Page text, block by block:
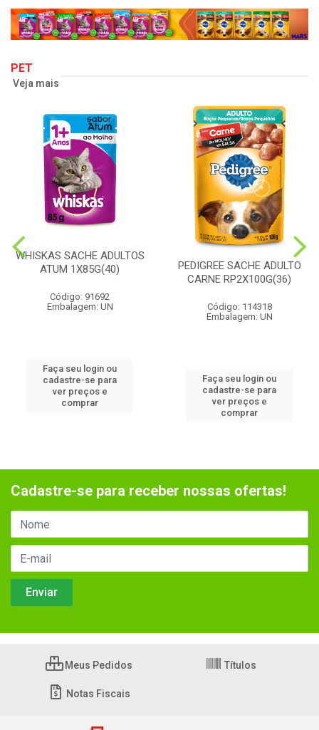
PET
Veja mais
WHISKAS SACHE ADULTOS
ATUM 1X85G(40)
Código: 91692
Embalagem: UN
Faça seu login ou
cadastre-se para
ver preços e
comprar
PEDIGREE SACHE ADULTO
CARNE RP2X100G(36)
Código: 114318
Embalagem: UN
Faça seu login ou
cadastre-se para
ver preços e
comprar
Cadastre-se para receber nossas ofertas!
Meus Pedidos Títulos
Notas Fiscais